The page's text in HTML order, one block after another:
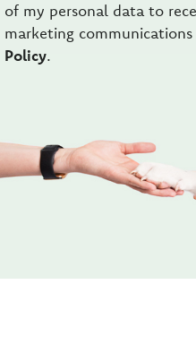
of my personal data to
marketing
Policy.